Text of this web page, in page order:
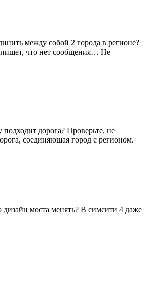
между собой 2 города в регионе?
что нет сообщения… Не
подходит дорога? Проверьте, не
соединяющая город с регионом.
моста менять? В симсити 4 даже